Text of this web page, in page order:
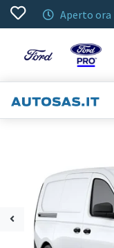
Aperto ora